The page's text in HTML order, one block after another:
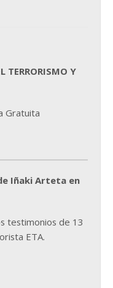
TERRORISMO Y
Gratuita
Iñaki Arteta en
testimonios de 13
ETA.